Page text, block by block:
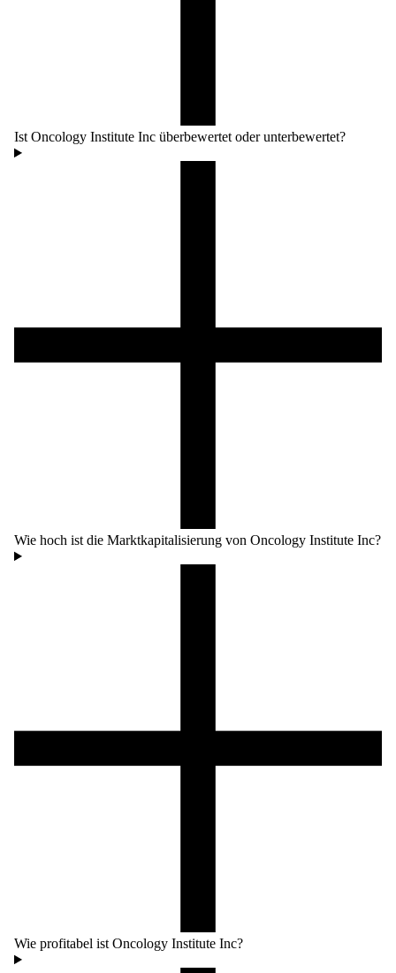
Ist Oncology Institute Inc überbewertet oder unterbewertet?
Wie hoch ist die Marktkapitalisierung von Oncology Institute Inc?
Wie profitabel ist Oncology Institute Inc?